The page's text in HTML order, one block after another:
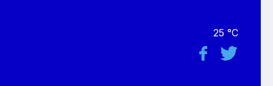
25 °C